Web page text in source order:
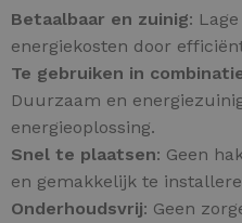
Betaalbaar en zuinig:
energiekosten door
Te gebruiken in
Duurzaam en
energieoplossing.
Snel te plaatsen: Geen
en gemakkelijk te
Onderhoudsvrij: Geen